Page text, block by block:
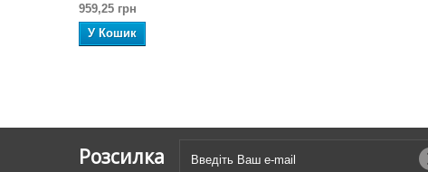
959,25 грн
У Кошик
Розсилка